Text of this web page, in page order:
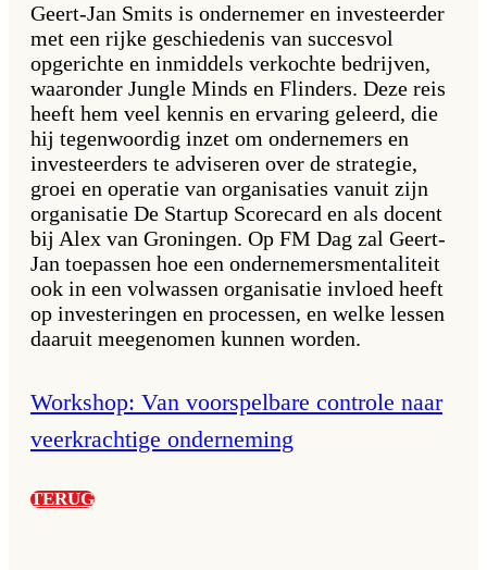
Geert-Jan Smits is ondernemer en investeerder
met een rijke geschiedenis van succesvol
opgerichte en inmiddels verkochte bedrijven,
waaronder Jungle Minds en Flinders. Deze reis
heeft hem veel kennis en ervaring geleerd, die
hij tegenwoordig inzet om ondernemers en
investeerders te adviseren over de strategie,
groei en operatie van organisaties vanuit zijn
organisatie De Startup Scorecard en als docent
bij Alex van Groningen. Op FM Dag zal Geert-
Jan toepassen hoe een ondernemersmentaliteit
ook in een volwassen organisatie invloed heeft
op investeringen en processen, en welke lessen
daaruit meegenomen kunnen worden.
Workshop: Van voorspelbare controle naar
veerkrachtige onderneming
TERUG